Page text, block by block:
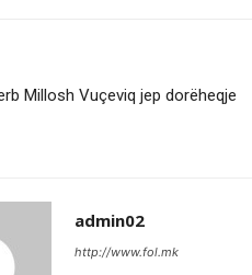
Millosh Vuçeviq jep dorëheqje
admin02
http://www.fol.mk